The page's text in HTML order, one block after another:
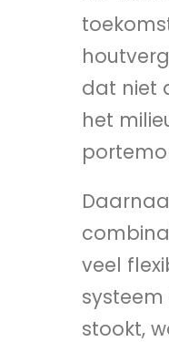
dat niet
het
veel
stookt,